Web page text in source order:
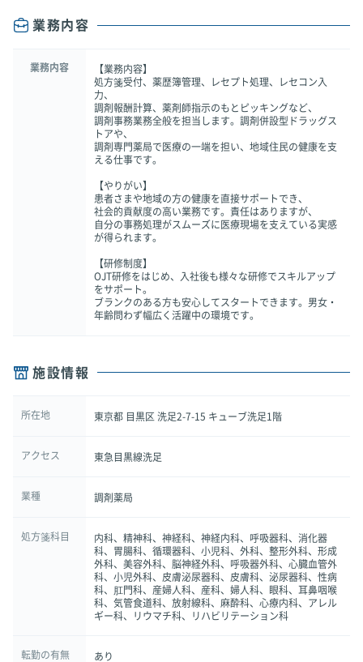
業務内容
業務内容
【業務内容】
処方箋受付、薬歴簿管理、レセプト処理、レセコン入
力、
調剤報酬計算、薬剤師指示のもとピッキングなど、
調剤事務業務全般を担当します。調剤併設型ドラッグス
トアや、
調剤専門薬局で医療の一端を担い、地域住民の健康を支
える仕事です。
【やりがい】
患者さまや地域の方の健康を直接サポートでき、
社会的貢献度の高い業務です。責任はありますが、
自分の事務処理がスムーズに医療現場を支えている実感
が得られます。
【研修制度】
OJT研修をはじめ、入社後も様々な研修でスキルアップ
をサポート。
ブランクのある方も安心してスタートできます。男女・
年齢問わず幅広く活躍中の環境です。
施設情報
所在地 東京都 目黒区 洗足2-7-15 キューブ洗足1階
アクセス 東急目黒線洗足
業種 調剤薬局
処方箋科目
内科、精神科、神経科、神経内科、呼吸器科、消化器
科、胃腸科、循環器科、小児科、外科、整形外科、形成
外科、美容外科、脳神経外科、呼吸器外科、心臓血管外
科、小児外科、皮膚泌尿器科、皮膚科、泌尿器科、性病
科、肛門科、産婦人科、産科、婦人科、眼科、耳鼻咽喉
科、気管食道科、放射線科、麻酔科、心療内科、アレル
ギー科、リウマチ科、リハビリテーション科
転勤の有無 あり